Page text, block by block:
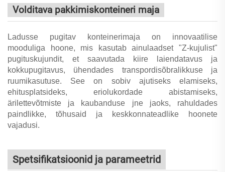
Volditava pakkimiskonteineri maja
Ladusse pugitav konteinerimaja on innovaatilise
mooduliga hoone, mis kasutab ainulaadset "Z-kujulist"
pugituskujundit, et saavutada kiire laiendatavus ja
kokkupugitavus, ühendades transpordisõbralikkuse ja
ruumikasutuse. See on sobiv ajutiseks elamiseks,
ehitusplatsideks, eriolukordade abistamiseks,
ärilettevõtmiste ja kaubanduse jne jaoks, rahuldades
paindlikke, tõhusaid ja keskkonnateadlike hoonete
vajadusi.
Spetsifikatsioonid ja parameetrid